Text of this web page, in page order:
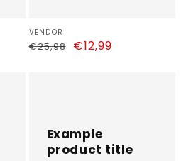
Vendor:
VENDOR
Regular
€25,98
Sale
€12,99
Example
product title